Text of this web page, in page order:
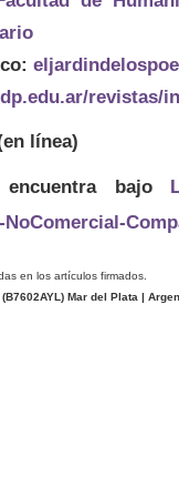
revistas/
línea)
bajo
en los artículos firmados.
(B7602AYL ) Mar del Plata |